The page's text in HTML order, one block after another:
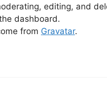
editing, and
dashboard.
from Gravatar.